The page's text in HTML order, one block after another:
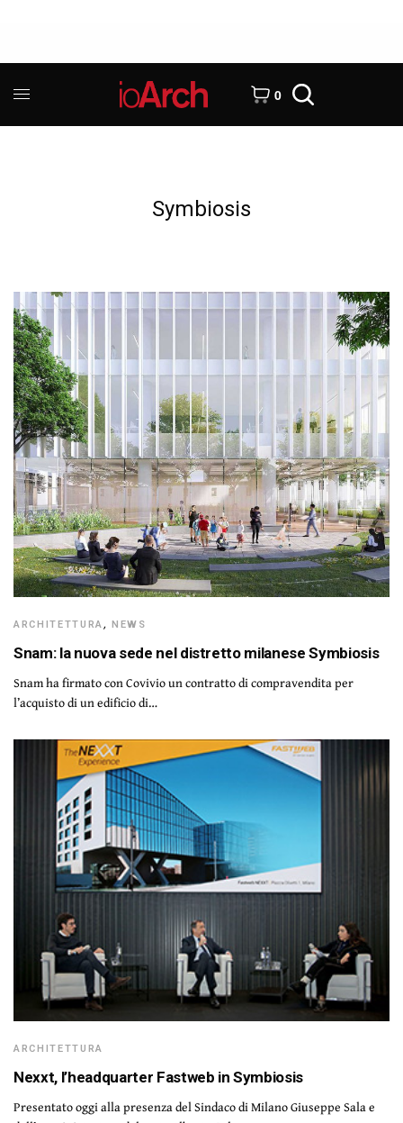
0
Symbiosis
ARCHITETTURA,NEWS
Snam: la nuova sede nel distretto milanese Symbiosis
Snam ha firmato con Covivio un contratto di compravendita per
l’acquisto di un edificio di…
ARCHITETTURA
Nexxt, l’headquarter Fastweb in Symbiosis
Presentato oggi alla presenza del Sindaco di Milano Giuseppe Sala e